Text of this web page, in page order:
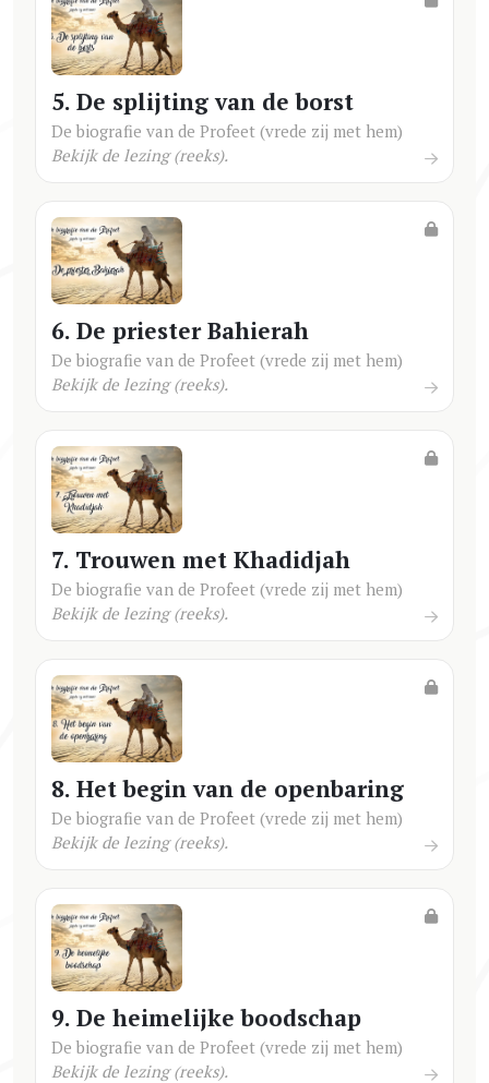
5. De splijting van de borst
De biografie van de Profeet (vrede zij met hem)
Bekijk de lezing (reeks).
6. De priester Bahierah
De biografie van de Profeet (vrede zij met hem)
Bekijk de lezing (reeks).
7. Trouwen met Khadidjah
De biografie van de Profeet (vrede zij met hem)
Bekijk de lezing (reeks).
8. Het begin van de openbaring
De biografie van de Profeet (vrede zij met hem)
Bekijk de lezing (reeks).
9. De heimelijke boodschap
De biografie van de Profeet (vrede zij met hem)
Bekijk de lezing (reeks).